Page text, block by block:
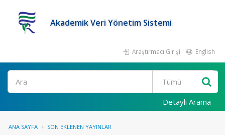
Akademik Veri Yönetim Sistemi
Araştırmacı Girişi English
Ara
Detaylı Arama
ANA SAYFA SON EKLENEN YAYINLAR